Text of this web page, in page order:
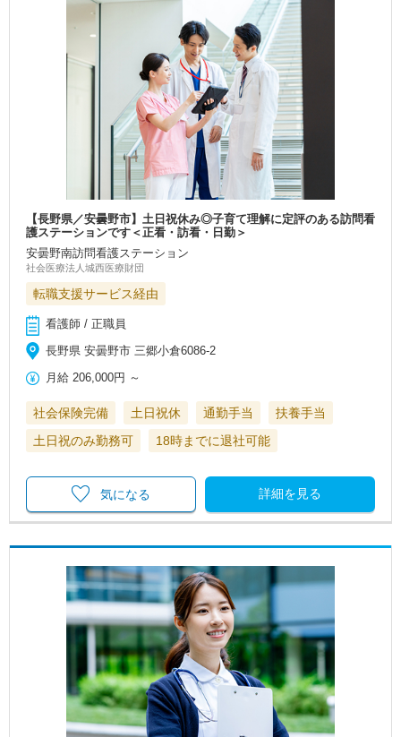
【長野県／安曇野市】土日祝休み◎子育て理解に定評のある訪問看
護ステーションです＜正看・訪看・日勤＞
安曇野南訪問看護ステーション
社会医療法人城西医療財団
転職支援サービス経由
看護師 / 正職員
長野県 安曇野市 三郷小倉6086-2
月給 206,000円 ～
社会保険完備 土日祝休 通勤手当
扶養手当
土日祝のみ勤務可
18時までに退社可能
詳細を見る
気になる